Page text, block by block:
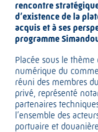
rencontre
d’existence de la
acquis et à ses
programme
Placée sous le
numérique du
réuni des membres
privé, représenté
partenaires
l’ensemble des
portuaire et